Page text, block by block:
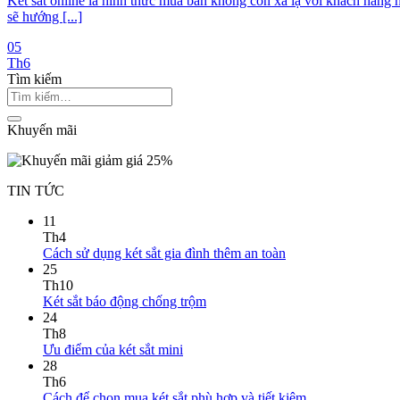
sẽ hướng [...]
05
Th6
Tìm kiếm
Khuyến mãi
TIN TỨC
11
Th4
Cách sử dụng két sắt gia đình thêm an toàn
25
Th10
Két sắt báo động chống trộm
24
Th8
Ưu điểm của két sắt mini
28
Th6